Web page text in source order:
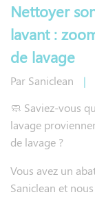
Nettoyer
lavant :
de lavage
Par Saniclean |
🧼 Saviez-vous
lavage
de lavage ?
Vous avez un
Saniclean et